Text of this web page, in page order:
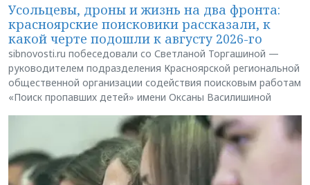
Усольцевы, дроны и жизнь на два фронта:
красноярские поисковики рассказали, к
какой черте подошли к августу 2026-го
sibnovosti.ru побеседовали со Светланой Торгашиной —
руководителем подразделения Красноярской региональной
общественной организации содействия поисковым работам
«Поиск пропавших детей» имени Оксаны Василишиной